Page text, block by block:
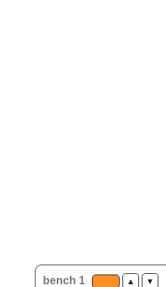
bench 1 ▲ ▼